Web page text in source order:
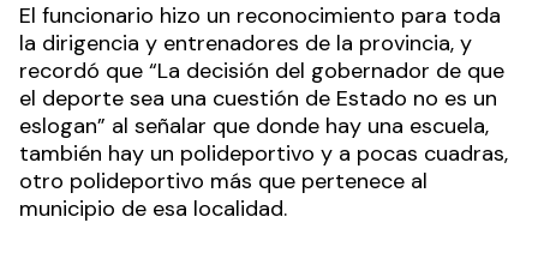
El funcionario hizo un reconocimiento para toda
la dirigencia y entrenadores de la provincia, y
recordó que “La decisión del gobernador de que
el deporte sea una cuestión de Estado no es un
eslogan” al señalar que donde hay una escuela,
también hay un polideportivo y a pocas cuadras,
otro polideportivo más que pertenece al
municipio de esa localidad.